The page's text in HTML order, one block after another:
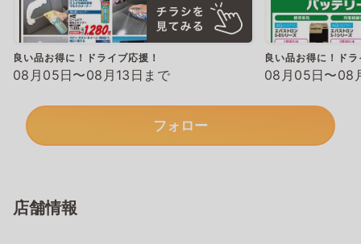
良い品お得に！ドライブ応援！
08月05日〜08月13日まで
良い品お得に！ド
08月05日〜08
フォロー
店舗情報